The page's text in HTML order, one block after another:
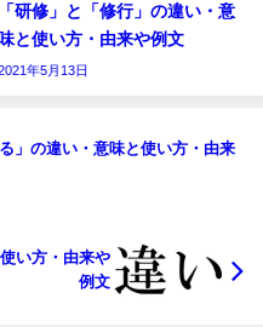
「研修」と「修行」の違い・意
味と使い方・由来や例文
年5月13日
」の違い・意味と使い方・由来
い方・由来や
例文